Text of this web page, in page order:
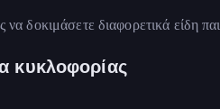
να δοκιμάσετε διαφορετικά είδη
κυκλοφορίας